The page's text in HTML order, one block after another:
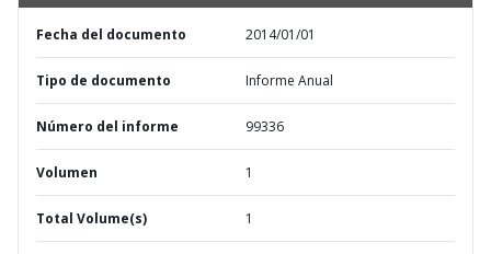
Fecha del documento 2014/01/01
Tipo de documento Informe Anual
Número del informe 99336
Volumen 1
Total Volume(s) 1